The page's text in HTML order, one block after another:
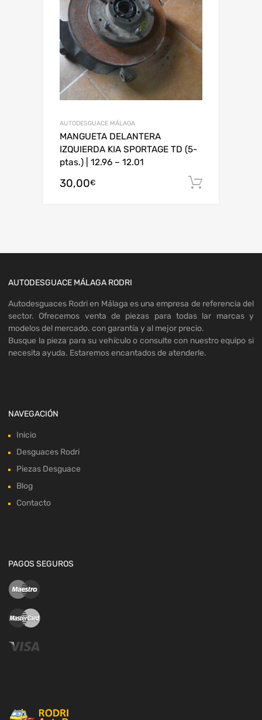
AUTODESGUACE MÁLAGA
MANGUETA DELANTERA
IZQUIERDA KIA SPORTAGE TD (5-
ptas.) | 12.96 – 12.01
30,00€
AUTODESGUACE MÁLAGA RODRI
Autodesguaces Rodri en Málaga es una empresa de referencia del
sector. Ofrecemos venta de piezas para todas lar marcas y
modelos del mercado. con garantía y al mejor precio.
Busque la pieza para su vehículo o consulte con nuestro equipo si
necesita ayuda. Estaremos encantados de atenderle.
NAVEGACIÓN
Inicio
Desguaces Rodri
Piezas Desguace
Blog
Contacto
PAGOS SEGUROS